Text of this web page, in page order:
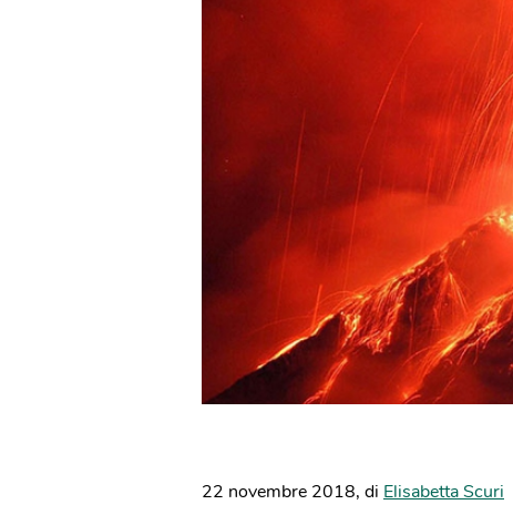
22 novembre 2018, di Elisabetta Scuri